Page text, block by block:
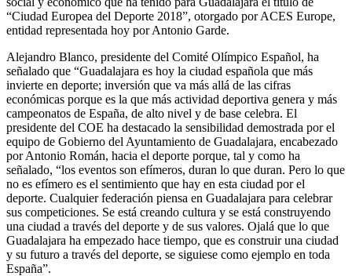
“Ciudad Europea del Deporte 2018”, otorgado por ACES Europe,
entidad representada hoy por Antonio Garde.
Alejandro Blanco, presidente del Comité Olímpico Español, ha
señalado que “Guadalajara es hoy la ciudad española que más
invierte en deporte; inversión que va más allá de las cifras
económicas porque es la que más actividad deportiva genera y más
campeonatos de España, de alto nivel y de base celebra. El
presidente del COE ha destacado la sensibilidad demostrada por el
equipo de Gobierno del Ayuntamiento de Guadalajara, encabezado
por Antonio Román, hacia el deporte porque, tal y como ha
señalado, “los eventos son efímeros, duran lo que duran. Pero lo que
no es efímero es el sentimiento que hay en esta ciudad por el
deporte. Cualquier federación piensa en Guadalajara para celebrar
sus competiciones. Se está creando cultura y se está construyendo
una ciudad a través del deporte y de sus valores. Ojalá que lo que
Guadalajara ha empezado hace tiempo, que es construir una ciudad
y su futuro a través del deporte, se siguiese como ejemplo en toda
España”.